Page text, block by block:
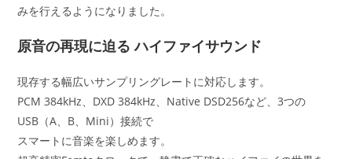
みを行えるようになりました。
原音の再現に迫る ハイファイサウンド
現存する幅広いサンプリングレートに対応します。
PCM 384kHz、DXD 384kHz、Native DSD256など、3つの
USB（A、B、Mini）接続で
スマートに音楽を楽しめます。